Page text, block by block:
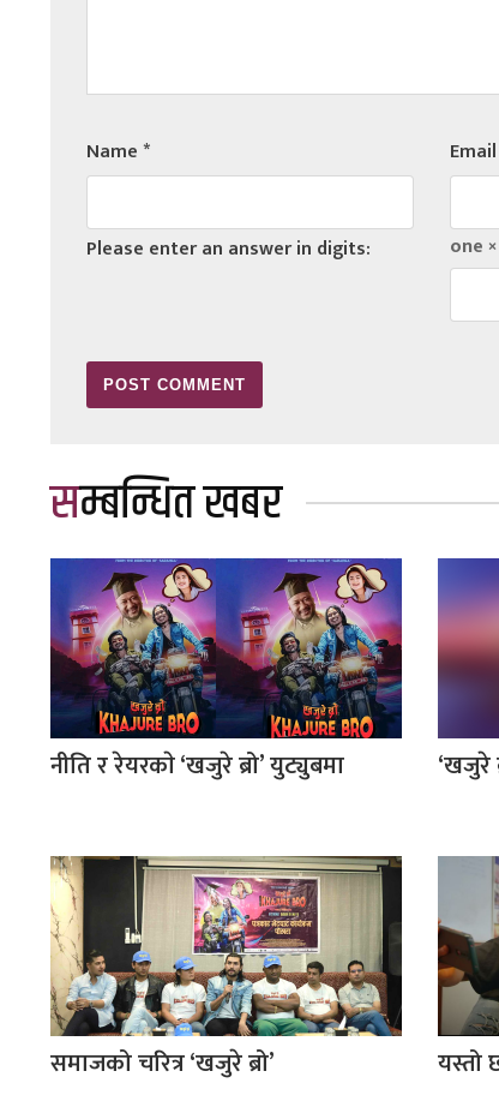
Name* Email
Please enter an answer in digits: one
सम्बन्धित खबर
नीति र रेयरकाे ‘खजुरे ब्रो’ युट्युबमा ‘खजुरे
समाजको चरित्र ‘खजुरे ब्रो’ यस्तो